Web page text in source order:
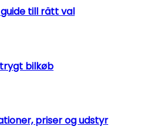
till rätt val
bilkøb
priser og udstyr